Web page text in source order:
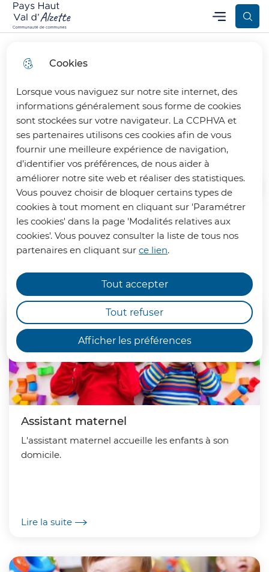
Cookies
Lorsque vous naviguez sur notre site internet, des
informations généralement sous forme de cookies
sont stockées sur votre navigateur. La CCPHVA et
ses partenaires utilisons ces cookies afin de vous
fournir une meilleure expérience de navigation,
d’identifier vos préférences, de nous aider à
améliorer notre site web et réaliser des statistiques.
Vous pouvez choisir de bloquer certains types de
cookies à tout moment en cliquant sur 'Paramétrer
les cookies' dans la page 'Modalités relatives aux
cookies'. Vous pouvez consulter la liste de tous nos
partenaires en cliquant surce lien.
Afficher les préférences
Tout accepter
Tout refuser
Aller
au
menu
principal
Consulter
le plan
du site
Communauté de Communes Pays Haut Val d’Alzette
Menu principal
Menu
Assistant maternel et
garde à domicile
Accueil
Retrouvez ici toutes les informations
sur ces modes de garde proposées
sur le territoire de la CCPHVA.
Assistant maternel
L'assistant maternel accueille les enfants à son
domicile.
Lire la suite